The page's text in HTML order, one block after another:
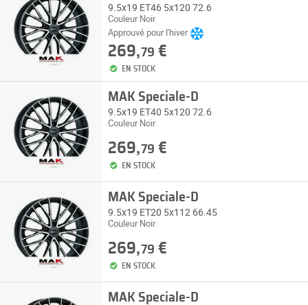
9.5x19 ET46 5x120 72.6
Couleur Noir
Approuvé pour l'hiver
269,79 €
EN STOCK
MAK Speciale-D
9.5x19 ET40 5x120 72.6
Couleur Noir
269,79 €
EN STOCK
MAK Speciale-D
9.5x19 ET20 5x112 66.45
Couleur Noir
269,79 €
EN STOCK
MAK Speciale-D